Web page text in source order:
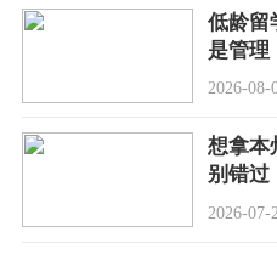
低龄留
是管理
2026-08-
想拿本
别错过
2026-07-